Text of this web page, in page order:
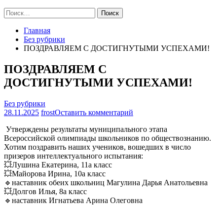
Найти:
Главная
Без рубрики
ПОЗДРАВЛЯЕМ С ДОСТИГНУТЫМИ УСПЕХАМИ!
ПОЗДРАВЛЯЕМ С
ДОСТИГНУТЫМИ УСПЕХАМИ!
Без рубрики
28.11.2025 frostОставить комментарий
С
ДОСТИГНУТЫМИ
УСПЕХАМИ!
Утверждены результаты муниципального этапа
Всероссийской олимпиады школьников по обществознанию.
Хотим поздравить наших учеников, вошедших в число
призеров интеллектуального испытания:
💥Лушина Екатерина, 11а класс
💥Майорова Ирина, 10а класс
🔹наставник обеих школьниц Магулина Дарья Анатольевна
💥Долгов Илья, 8а класс
🔹наставник Игнатьева Арина Олеговна